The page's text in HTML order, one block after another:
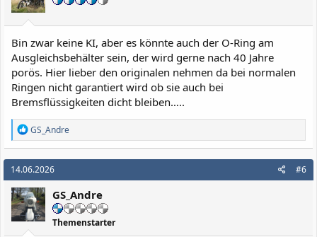
Bin zwar keine KI, aber es könnte auch der O-Ring am
Ausgleichsbehälter sein, der wird gerne nach 40 Jahre
porös. Hier lieber den originalen nehmen da bei normalen
Ringen nicht garantiert wird ob sie auch bei
Bremsflüssigkeiten dicht bleiben…..
R
e
a
k
t
i
o
n
e
n
GS_Andre
14.06.2026 #6
GS_Andre
Themenstarter